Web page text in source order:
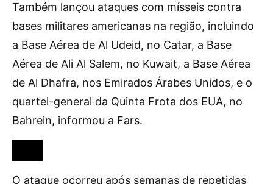
Também lançou ataques com mísseis contra
bases militares americanas na região, incluindo
a Base Aérea de Al Udeid, no Catar, a Base
Aérea de Ali Al Salem, no Kuwait, a Base Aérea
de Al Dhafra, nos Emirados Árabes Unidos, e o
quartel-general da Quinta Frota dos EUA, no
Bahrein, informou a Fars.
O ataque ocorreu após semanas de repetidas